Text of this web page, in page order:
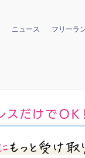
ニュース フリーラ